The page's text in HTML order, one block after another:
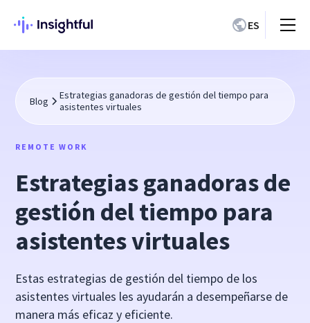
ES
Blog
Estrategias ganadoras de gestión del tiempo para
asistentes virtuales
REMOTE WORK
Estrategias ganadoras de
gestión del tiempo para
asistentes virtuales
Estas estrategias de gestión del tiempo de los
asistentes virtuales les ayudarán a desempeñarse de
manera más eficaz y eficiente.